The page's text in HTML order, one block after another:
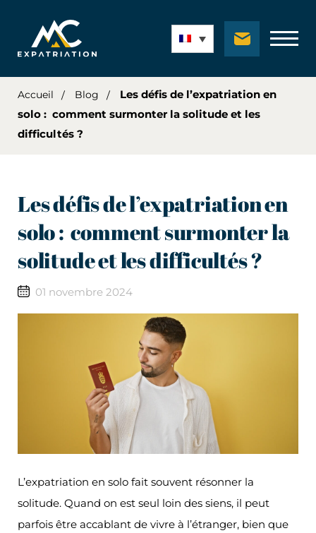
Accueil Blog
Les défis de l’expatriation en
solo : comment surmonter la solitude et les
difficultés ?
Les défis de l’expatriation en
solo : comment surmonter la
solitude et les difficultés ?
01 novembre 2024
L’expatriation en solo fait souvent résonner la
solitude. Quand on est seul loin des siens, il peut
parfois être accablant de vivre à l’étranger, bien que